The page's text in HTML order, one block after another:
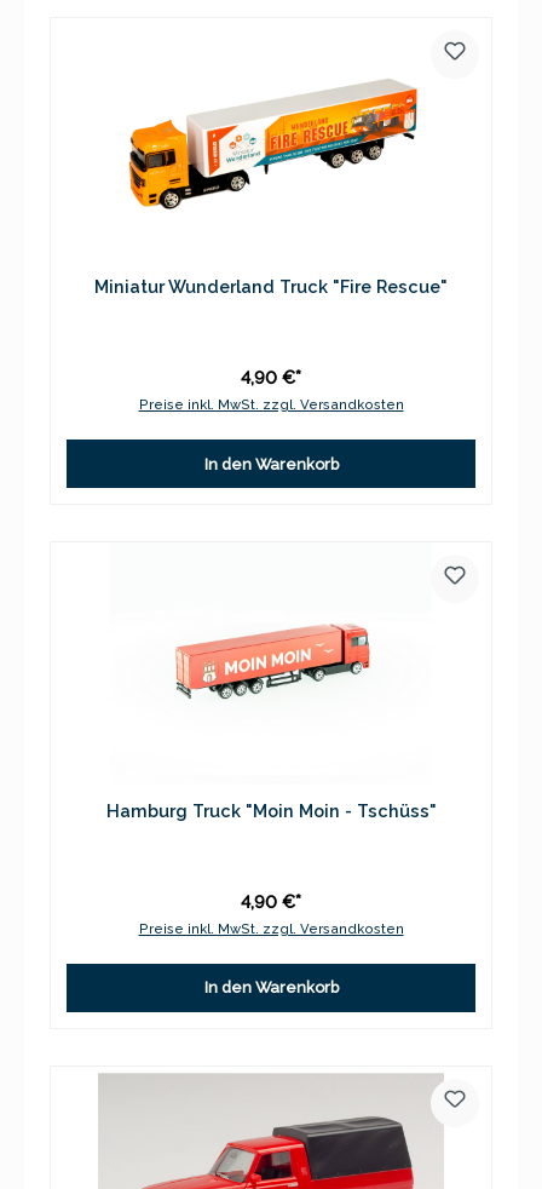
Miniatur Wunderland Truck "Fire Rescue"
4,90 €*
Preise inkl. MwSt. zzgl. Versandkosten
In den Warenkorb
Hamburg Truck "Moin Moin - Tschüss"
4,90 €*
Preise inkl. MwSt. zzgl. Versandkosten
In den Warenkorb